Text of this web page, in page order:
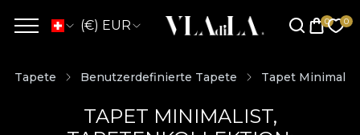
(€) EUR
Tapete Benutzerdefinierte Tapete Tapet Minimalist
TAPET MINIMALIST,